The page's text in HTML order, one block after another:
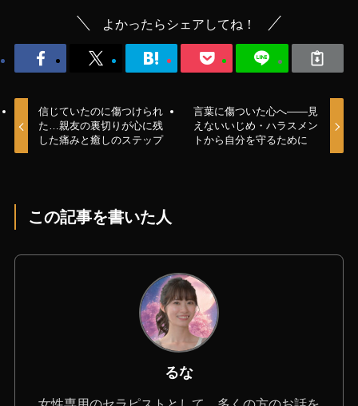
よかったらシェアしてね！
信じていたのに傷つけられ
た…親友の裏切りが心に残
した痛みと癒しのステップ
言葉に傷ついた心へ――見
えないいじめ・ハラスメン
トから自分を守るために
この記事を書いた人
るな